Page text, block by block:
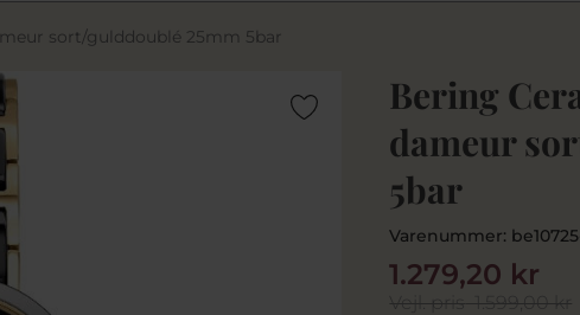
sort/gulddoublé 25mm 5bar
Bering
dameur
5bar
Varenummer:
Vejl. pris1.599,00 kr
1.279,20 kr